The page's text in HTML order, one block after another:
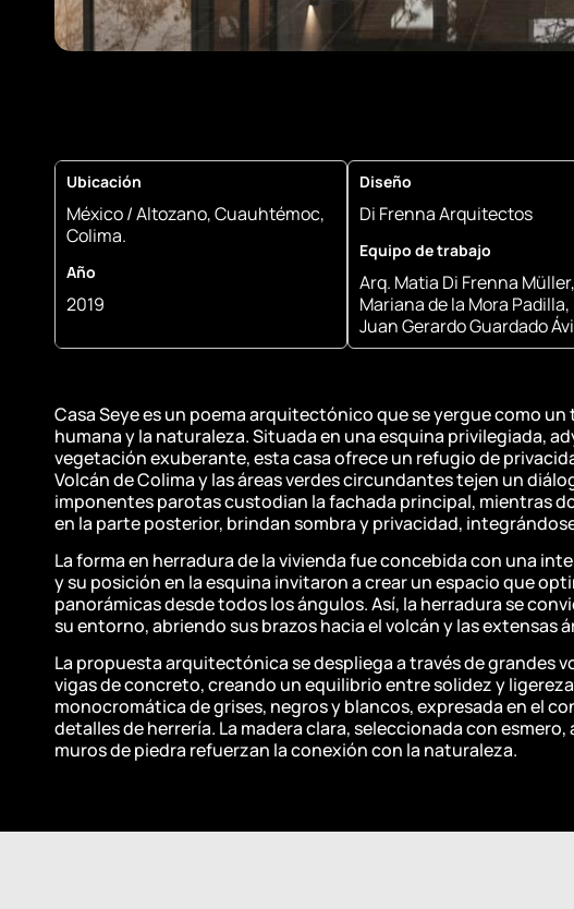
Ubicación
México / Altozano, Cuauhtémoc,
Colima.
Año
2019
Diseño
Di Frenna Arquitectos
Equipo de trabajo
Arq. Matia Di Frenna
Mariana de la Mora Padilla,
Juan Gerardo Guardado
Casa Seye es un poema arquitectónico que se yergue como
humana y la naturaleza. Situada en una esquina privilegiada,
vegetación exuberante, esta casa ofrece un refugio de
Volcán de Colima y las áreas verdes circundantes tejen un
imponentes parotas custodian la fachada principal, mientras
en la parte posterior, brindan sombra y privacidad,
La forma en herradura de la vivienda fue concebida con una
y su posición en la esquina invitaron a crear un espacio que
panorámicas desde todos los ángulos. Así, la herradura se
su entorno, abriendo sus brazos hacia el volcán y las extensas
La propuesta arquitectónica se despliega a través de grandes
vigas de concreto, creando un equilibrio entre solidez y
monocromática de grises, negros y blancos, expresada en el
detalles de herrería. La madera clara, seleccionada con
muros de piedra refuerzan la conexión con la naturaleza.